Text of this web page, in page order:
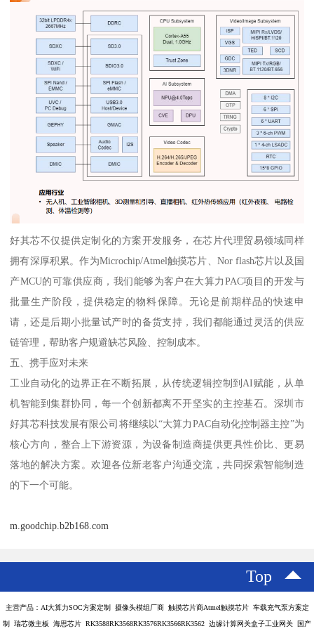
好其芯不仅提供定制化的方案开发服务，在芯片代理贸易领域同样
拥有深厚积累。作为Microchip/Atmel触摸芯片、Nor flash芯片以及国
产MCU的可靠供应商，我们能够为客户在大算力PAC项目的开发与
批量生产阶段，提供稳定的物料保障。无论是前期样品的快速申
请，还是后期小批量试产时的备货支持，我们都能通过灵活的供应
链管理，帮助客户规避缺芯风险、控制成本。
五、携手应对未来
工业自动化的边界正在不断拓展，从传统逻辑控制到AI赋能，从单
机智能到集群协同，每一个创新都离不开坚实的主控基石。深圳市
好其芯科技发展有限公司将继续以“大算力PAC自动化控制器主控”为
核心方向，整合上下游资源，为设备制造商提供更具性价比、更易
落地的解决方案。欢迎各位新老客户沟通交流，共同探索智能制造
的下一个可能。
m.goodchip.b2b168.com
Top
主营产品：AI大算力SOC方案定制 摄像头模组厂商 触摸芯片商Atmel触摸芯片 车载充气泵方案定
制 瑞芯微主板 海思芯片 RK3588RK3568RK3576RK3566RK3562 边缘计算网关盒子工业网关 国产